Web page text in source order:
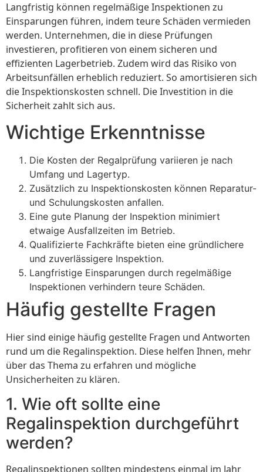
Langfristig können regelmäßige Inspektionen zu
Einsparungen führen, indem teure Schäden vermieden
werden. Unternehmen, die in diese Prüfungen
investieren, profitieren von einem sicheren und
effizienten Lagerbetrieb. Zudem wird das Risiko von
Arbeitsunfällen erheblich reduziert. So amortisieren sich
die Inspektionskosten schnell. Die Investition in die
Sicherheit zahlt sich aus.
Wichtige Erkenntnisse
Die Kosten der Regalprüfung variieren je nach
Umfang und Lagertyp.
Zusätzlich zu Inspektionskosten können Reparatur-
und Schulungskosten anfallen.
Eine gute Planung der Inspektion minimiert
etwaige Ausfallzeiten im Betrieb.
Qualifizierte Fachkräfte bieten eine gründlichere
und zuverlässigere Inspektion.
Langfristige Einsparungen durch regelmäßige
Inspektionen verhindern teure Schäden.
Häufig gestellte Fragen
Hier sind einige häufig gestellte Fragen und Antworten
rund um die Regalinspektion. Diese helfen Ihnen, mehr
über das Thema zu erfahren und mögliche
Unsicherheiten zu klären.
1. Wie oft sollte eine
Regalinspektion durchgeführt
werden?
Regalinspektionen sollten mindestens einmal im Jahr